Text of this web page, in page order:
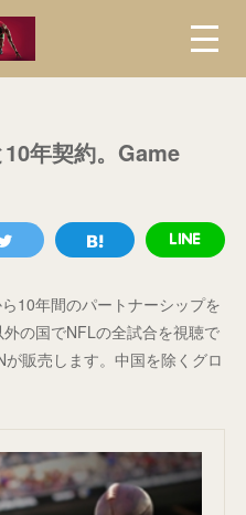
10年契約。Game
10年間のパートナーシップを
の国でNFLの全試合を視聴で
販売します。中国を除くグロ